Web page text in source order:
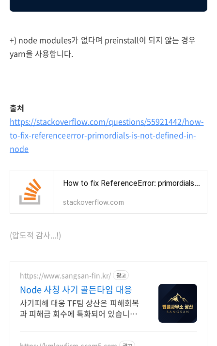
+) node modules가 없다며 preinstall이 되지 않는 경우
yarn을 사용합니다.
출처
https://stackoverflow.com/questions/55921442/how-
to-fix-referenceerror-primordials-is-not-defined-in-
node
How to fix ReferenceError: primordials is not defined in node
stackoverflow.com
(압도적 감사...!)
https://www.sangsan-fin.kr/ 광고
Node 사칭 사기 골든타임 대응
사기피해 대응 TF팀 상산은 피해회복
과 피해금 회수에 특화되어 있습니다.